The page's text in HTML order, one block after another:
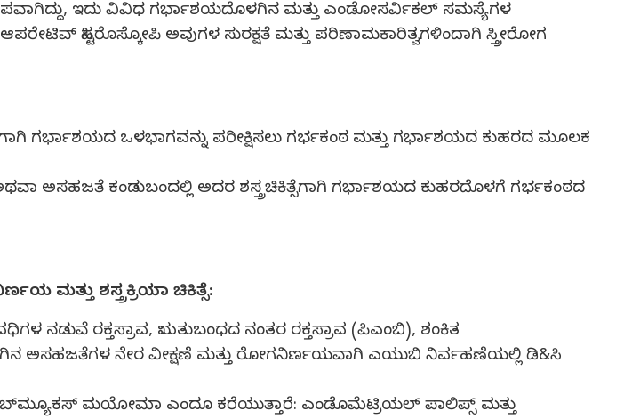
ಇದು ವಿವಿಧ ಗರ್ಭಾಶಯದೊಳಗಿನ ಮತ್ತು ಎಂಡೋಸರ್ವಿಕಲ್ ಸಮಸ್ಯೆಗಳ
ಹಿಸ್ಟರೊಸ್ಕೋಪಿ ಅವುಗಳ ಸುರಕ್ಷತೆ ಮತ್ತು ಪರಿಣಾಮಕಾರಿತ್ವಗಳಿಂದಾಗಿ ಸ್ತ್ರೀರೋಗ
ಗರ್ಭಾಶಯದ ಒಳಭಾಗವನ್ನು ಪರೀಕ್ಷಿಸಲು ಗರ್ಭಕಂಠ ಮತ್ತು ಗರ್ಭಾಶಯದ ಕುಹರದ ಮೂಲಕ
ಅಸಹಜತೆ ಕಂಡುಬಂದಲ್ಲಿ ಅದರ ಶಸ್ತ್ರಚಿಕಿತ್ಸೆಗಾಗಿ ಗರ್ಭಾಶಯದ ಕುಹರದೊಳಗೆ ಗರ್ಭಕಂಠದ
ಮತ್ತು ಶಸ್ತ್ರಕ್ರಿಯಾ ಚಿಕಿತ್ಸೆ:
ನಡುವೆ ರಕ್ತಸ್ರಾವ, ಋತುಬಂಧದ ನಂತರ ರಕ್ತಸ್ರಾವ (ಪಿಎಂಬಿ), ಶಂಕಿತ
ಅಸಹಜತೆಗಳ ನೇರ ವೀಕ್ಷಣೆ ಮತ್ತು ರೋಗನಿರ್ಣಯವಾಗಿ ಎಯುಬಿ ನಿರ್ವಹಣೆಯಲ್ಲಿ ಡಿ&ಸಿ
ಮಯೋಮಾ ಎಂದೂ ಕರೆಯುತ್ತಾರೆ: ಎಂಡೊಮೆಟ್ರಿಯಲ್ ಪಾಲಿಪ್ಸ್ ಮತ್ತು